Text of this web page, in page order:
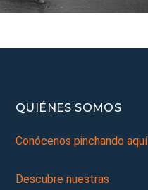
QUIÉNES SOMOS
Conócenos pinchando aquí
Descubre nuestras